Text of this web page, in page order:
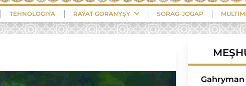
TEHNOLOGIÝA RAÝAT GORANYŞY SORAG-JOGAP